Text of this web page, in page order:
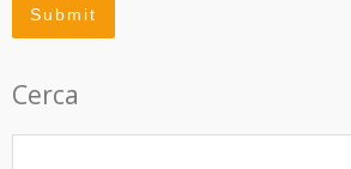
Cerca